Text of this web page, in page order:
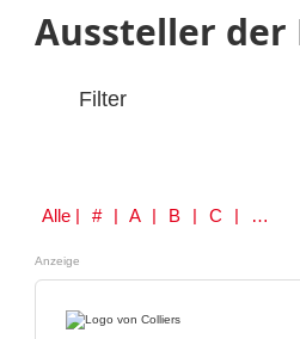
Aussteller der
Filter
Alle | # | A | B | C | D | E | F | G | H | I | J | K | L | M | N | O | P | Q | R | S | T | U | V | W | Y | Z
Anzeige